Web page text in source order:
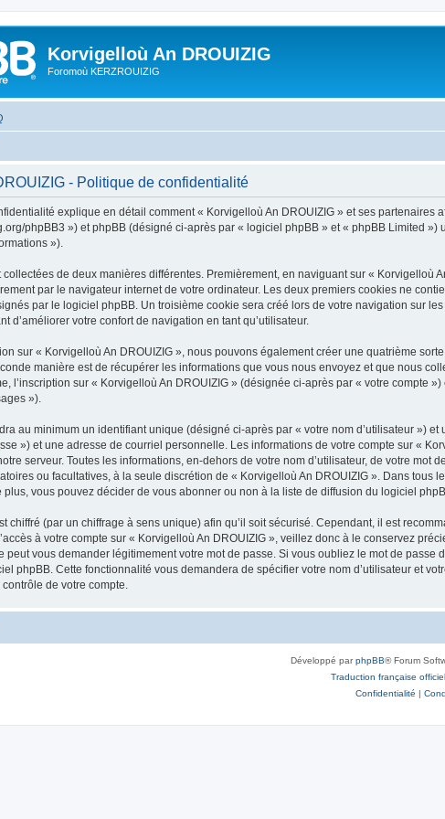
Korvigelloù An DROUIZIG
Foromoù KERZROUIZIG
- Politique de confidentialité
explique en détail comment « Korvigelloù An DROUIZIG » et ses
phpBB3 ») et phpBB (désigné ci-après par « logiciel phpBB » et « phpBB Limited
»).
collectées de deux manières différentes. Premièrement, en naviguant sur «
par le navigateur internet de votre ordinateur. Les deux premiers cookies ne
par le logiciel phpBB. Un troisième cookie sera créé lors de votre navigation sur
d’améliorer votre confort de navigation en tant qu’utilisateur.
sur « Korvigelloù An DROUIZIG », nous pouvons également créer une quatrième
manière est de récupérer les informations que vous nous envoyez et que nous
l’inscription sur « Korvigelloù An DROUIZIG » (désignée ci-après par « votre
»).
au minimum un identifiant unique (désigné ci-après par « votre nom d’utilisateur »)
») et une adresse de courriel personnelle. Les informations de votre compte sur «
serveur. Toutes les informations, en-dehors de votre nom d’utilisateur, de votre
ou facultatives, à la seule discrétion de « Korvigelloù An DROUIZIG ». Dans
vous pouvez décider de vous abonner ou non à la liste de diffusion du logiciel
chiffré (par un chiffrage à sens unique) afin qu’il soit sécurisé. Cependant, il est
à votre compte sur « Korvigelloù An DROUIZIG », veillez donc à le conservez
peut vous demander légitimement votre mot de passe. Si vous oubliez le mot de
phpBB. Cette fonctionnalité vous demandera de spécifier votre nom d’utilisateur et
de votre compte.
Développé parphpBB® Forum
Traduction française
Confidentialité |